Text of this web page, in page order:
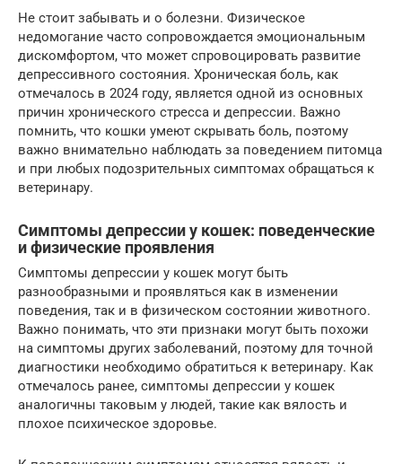
Не стоит забывать и о болезни. Физическое
недомогание часто сопровождается эмоциональным
дискомфортом, что может спровоцировать развитие
депрессивного состояния. Хроническая боль, как
отмечалось в 2024 году, является одной из основных
причин хронического стресса и депрессии. Важно
помнить, что кошки умеют скрывать боль, поэтому
важно внимательно наблюдать за поведением питомца
и при любых подозрительных симптомах обращаться к
ветеринару.
Симптомы депрессии у кошек: поведенческие
и физические проявления
Симптомы депрессии у кошек могут быть
разнообразными и проявляться как в изменении
поведения, так и в физическом состоянии животного.
Важно понимать, что эти признаки могут быть похожи
на симптомы других заболеваний, поэтому для точной
диагностики необходимо обратиться к ветеринару. Как
отмечалось ранее, симптомы депрессии у кошек
аналогичны таковым у людей, такие как вялость и
плохое психическое здоровье.